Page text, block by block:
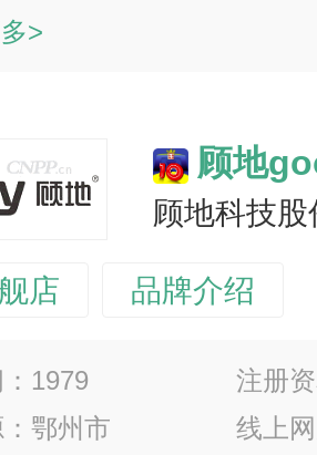
>
顾地
顾地科技
店 品牌介绍
1979
注册
鄂州市
线上